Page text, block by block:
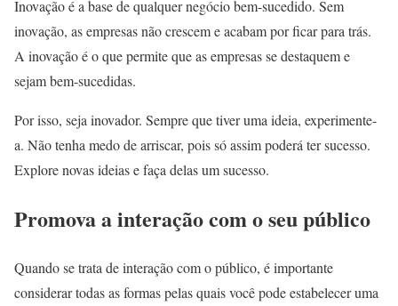
Inovação é a base de qualquer negócio bem-sucedido. Sem
inovação, as empresas não crescem e acabam por ficar para trás.
A inovação é o que permite que as empresas se destaquem e
sejam bem-sucedidas.
Por isso, seja inovador. Sempre que tiver uma ideia, experimente-
a. Não tenha medo de arriscar, pois só assim poderá ter sucesso.
Explore novas ideias e faça delas um sucesso.
Promova a interação com o seu público
Quando se trata de interação com o público, é importante
considerar todas as formas pelas quais você pode estabelecer uma